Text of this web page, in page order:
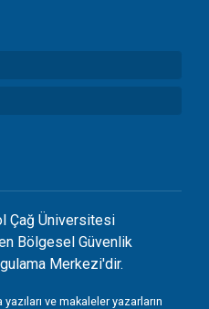
Çağ Üniversitesi
Bölgesel Güvenlik
Merkezi'dir.
ve makaleler yazarların